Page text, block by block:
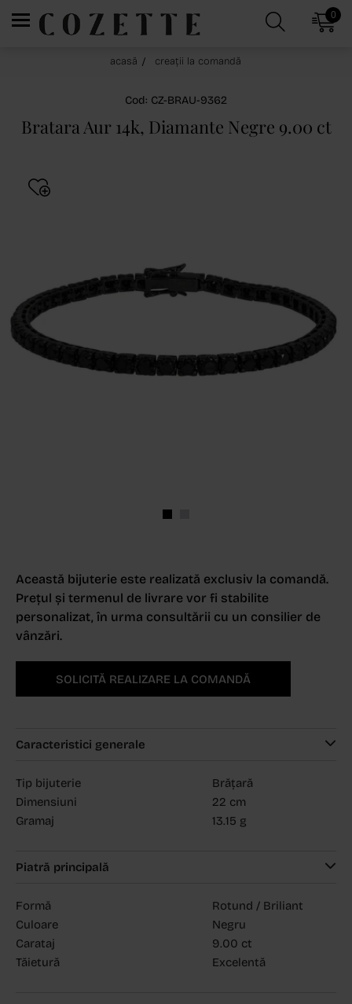
0
acasă creații la comandă
Cod: CZ-BRAU-9362
Bratara Aur 14k, Diamante Negre 9.00 ct
Această bijuterie este realizată exclusiv la comandă.
Prețul și termenul de livrare vor fi stabilite
personalizat, în urma consultării cu un consilier de
vânzări.
SOLICITĂ REALIZARE LA COMANDĂ
Caracteristici generale
Tip bijuterie
Brățară
Dimensiuni
22 cm
Gramaj
13.15 g
Piatră principală
Formă
Rotund / Briliant
Culoare
Negru
Carataj
9.00 ct
Tăietură
Excelentă